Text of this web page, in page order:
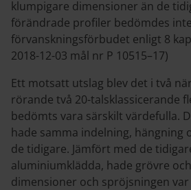
klumpigare dimensioner än de
förändrade profiler bedömdes
förvanskningsförbudet enligt 8
2018-12-03 mål nr P 10515–17)
Ett motsatt utslag blev det i två
rörande två 20-talsklassicerande
bedömts vara särskilt värdefulla.
hade samma indelning, hängning
de tidigare. Jämfört med de
aluminiumklädda, hade grövre
dimensioner och spröjsningen